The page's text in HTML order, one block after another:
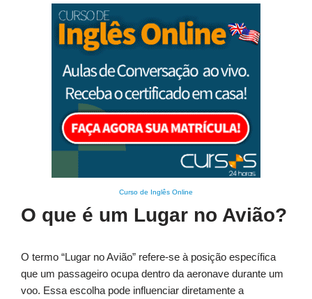
Curso de Inglês Online
O que é um Lugar no Avião?
O termo “Lugar no Avião” refere-se à posição específica
que um passageiro ocupa dentro da aeronave durante um
voo. Essa escolha pode influenciar diretamente a